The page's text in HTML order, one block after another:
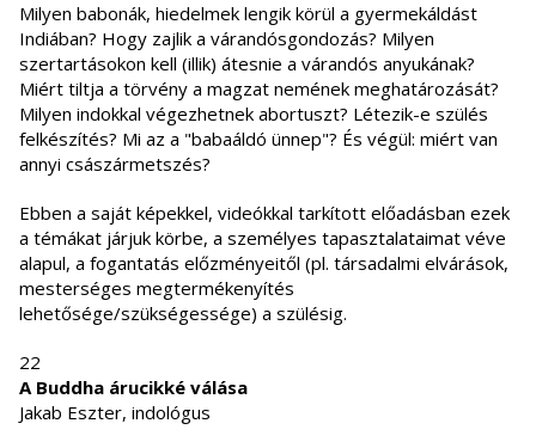
Milyen babonák, hiedelmek lengik körül a gyermekáldást
Indiában? Hogy zajlik a várandósgondozás? Milyen
szertartásokon kell (illik) átesnie a várandós anyukának?
Miért tiltja a törvény a magzat nemének meghatározását?
Milyen indokkal végezhetnek abortuszt? Létezik-e szülés
felkészítés? Mi az a "babaáldó ünnep"? És végül: miért van
annyi császármetszés?
Ebben a saját képekkel, videókkal tarkított előadásban ezek
a témákat járjuk körbe, a személyes tapasztalataimat véve
alapul, a fogantatás előzményeitől (pl. társadalmi elvárások,
mesterséges megtermékenyítés
lehetősége/szükségessége) a szülésig.
22
A Buddha árucikké válása
Jakab Eszter, indológus